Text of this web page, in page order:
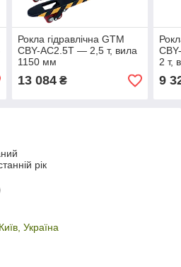
Рокла гідравлічна GTM
CBY-AC2.5T — 2,5 т, вила
1150 мм
13 084₴
2 т,
9
рік
Україна